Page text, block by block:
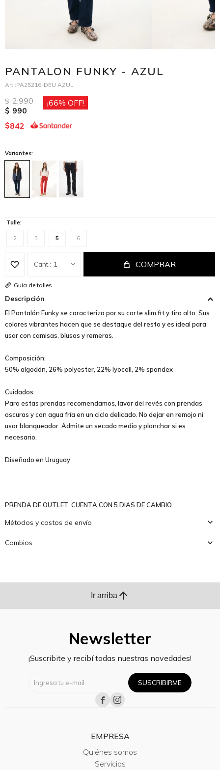
PANTALON FUNKY - AZUL
PA25216-DEU AZUL
$ 2.990
$ 990
66
$842
Variantes:
Talle:
2 3 5 6
1 COMPRAR
Guía de talles
Descripción
El Pantalón Funky se caracteriza por su corte slim fit y tiro alto. Sus
colores vibrantes hacen que se destaque del resto y es ideal para
usar con camisas, blusas y remeras.
Composición:
50% algodón, 26% polyester, 22% lyocell, 2% spandex
Cuidados:
Para estas prendas recomendamos, lavar del revés con prendas
oscuras y con agua fría en un ciclo delicado. No dejar en remojo ni
usar blanqueador. Admite un secado medio y planchar si es
necesario.
Diseñado en Uruguay
PRENDA DE OUTLET, CUENTA CON 5 DIAS DE CAMBIO
Métodos y costos de envío
Cambios
Ir arriba arrow_upward
Newsletter
¡Suscribite y recibí todas nuestras novedades!
SUSCRIBIRME
 
EMPRESA
Quiénes somos
Servicios